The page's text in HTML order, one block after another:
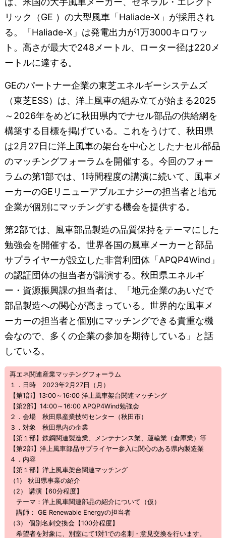
リック（GE ）の大型風車「Haliade-X」が採用され
る。「Haliade-X」は発電出力が1万3000キロワッ
ト。高さが最大で248メートル、ローター径は220メ
ートルに達する。
GEのパートナー企業の東芝エネルギーシステムズ
（東芝ESS）は、洋上風車の組み立てが始まる2025
～2026年をめどに秋田県内でナセル部品の供給網を
構築する目標を掲げている。これをうけて、秋田県
は2月27日に洋上風車の架台を中心としたナセル部品
のマッチングフォーラムを開催する。今回のフォー
ラムの第1部では、1時間程度の講演に続いて、風車メ
ーカーのGEリニューアブルエナジーの担当者と地元
企業が個別にマッチングする機会を提供する。
第2部では、風車部品製造の品質保持をテーマにした
勉強会を開催する。世界各国の風車メーカーと部品
サプライヤーが設立した非営利団体「APQP4Wind」
の認証団体の担当者が講演する。秋田県エネルギ
ー・資源振興課の担当者は、「地元企業のあいだで
部品製造への関心が高まっている。世界的な風車メ
ーカーの担当者と個別にマッチングできる貴重な機
会なので、多くの企業の参加を期待している」と話
している。
再エネ関連産業マッチングフォーラム
１．日時 2023年2月27日（月）
【第1部】13:00～16:00 洋上風車架台関連マッチング
【第2部】14:00～16:00 APQP4Wind勉強会
２．会場 秋田県産業技術センター（秋田市）
３．対象 秋田県内の企業
【第１部】鉄鋼関連製造業、メンテナンス業、運輸業（倉庫業）等
【第2部】洋上風車部品サプライヤー参入に関心のある県内製造業
４．内容
【第１部】洋上風車架台関連マッチング
（1） 秋田県事業の紹介
（2） 講演【60分程度】
テーマ：洋上風車関連部品の紹介について（仮）
講師： GE Renewable Energyの担当者
（3） 個別名刺交換会【100分程度】
希望者を対象に、別室にて1対1での名刺・意見交換を行います。